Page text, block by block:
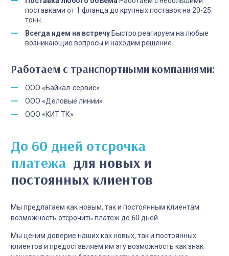
поставками от 1 фланца до крупных поставок на 20-25
тонн.
Всегда идем на встречу Быстро реагируем на любые
возникающие вопросы и находим решение.
Работаем с транспортными компаниями:
ООО «Байкал-сервис»
ООО «Деловые линии»
ООО «КИТ.ТК»
До 60 дней отсрочка
платежа для новых и
постоянных клиентов
Мы предлагаем как новым, так и постоянным клиентам
возможность отсрочить платеж до 60 дней.
Мы ценим доверие наших как новых, так и постоянных
клиентов и предоставляем им эту возможность как знак